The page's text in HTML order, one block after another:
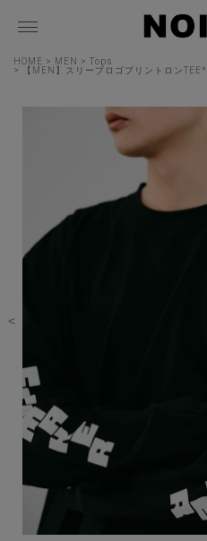
HOME MEN
Tops
【MEN】スリーブロゴプリントロン